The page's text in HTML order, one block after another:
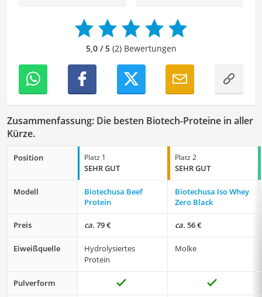
Schönheits- als auch Pflegeroutine zu optimieren.
Der Biotech-Protein-Vergleich ist aus unserer Sicht
besonders empfehlenswert fürFitness-Enthusiasten
5,0 / 5(2) Bewertungen
Zusammenfassung: Die besten Biotech-Proteine in aller
Kürze.
Position Platz 1
SEHR GUT
Platz 2
SEHR GUT
Modell
Biotechusa Beef
Protein
Biotechusa Iso Whey
Zero Black
Preis ca. 79 € ca. 56 €
Eiweißquelle
Hydrolysiertes
Protein
Molke
Pulverform